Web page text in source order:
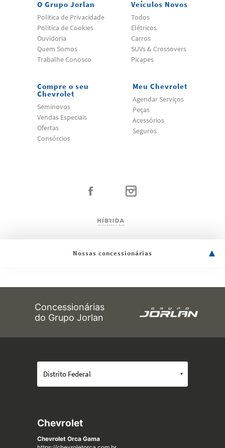
O Grupo Jorlan
Politica de Privacidade
Politica de Cookies
Ouvidoria
Quem Somos
Trabalhe Conosco
Veículos Novos
Todos
Elétricos
Carros
SUVs & Crossovers
Picapes
Compre o seu
Chevrolet
Seminovos
Vendas Especiais
Ofertas
Consórcios
Meu Chevrolet
Agendar Serviços
Peças
Acessórios
Seguros
Nossas concessionárias
Concessionárias
do Grupo Jorlan
Chevrolet
Chevrolet Orca Gama